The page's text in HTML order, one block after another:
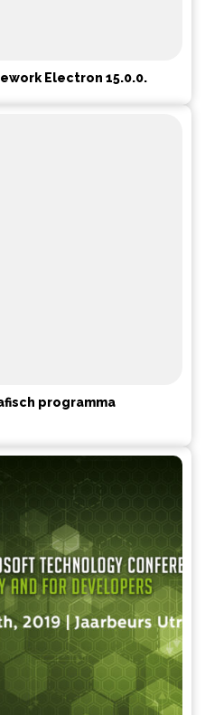
Electron 15.0.0.
programma